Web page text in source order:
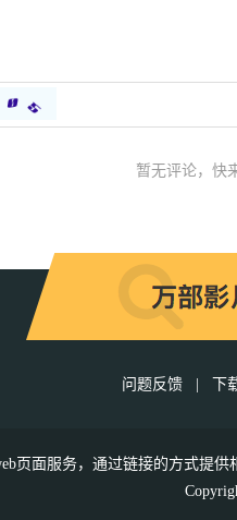
暂无评论，快
问题反馈 | 下
页面服务，通过链接的方式提